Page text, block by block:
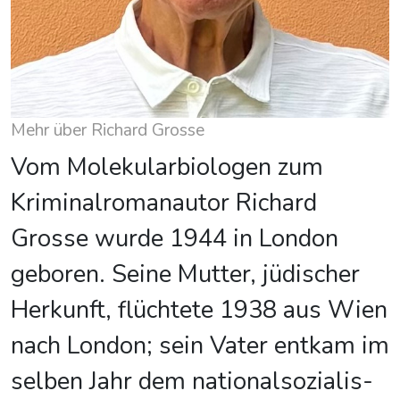
Mehr über Richard Grosse
Vom Molekularbiologen zum
Kriminalromanautor Richard
Grosse wurde 1944 in London
geboren. Seine Mutter, jü­di­scher
Her­kunft, flüchtete 1938 aus Wien
nach London; sein Vater entkam im
selben Jahr dem natio­nal­sozia­lis­